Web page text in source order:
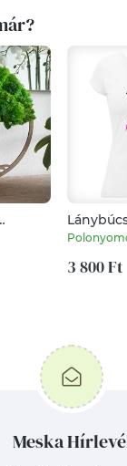
megyek
3 800 Ft
Meska